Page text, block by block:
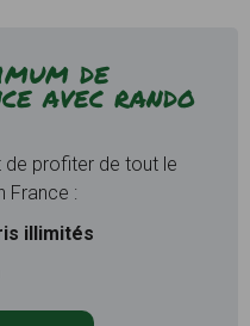
de
avec rando
de profiter de tout le
France :
illimités